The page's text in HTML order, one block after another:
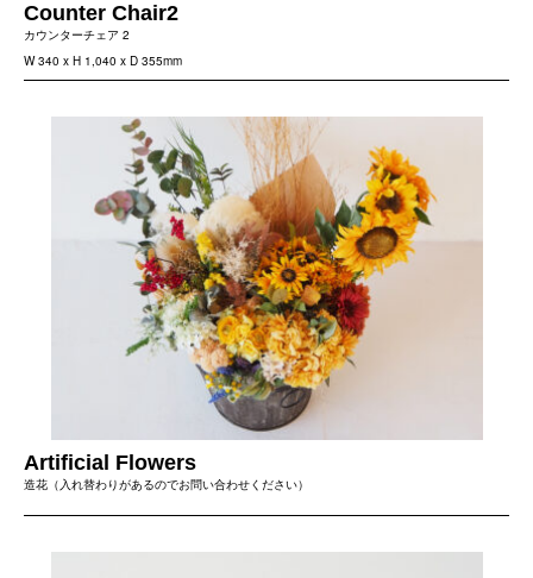
Counter Chair2
カウンターチェア 2
W 340 x H 1,040 x D 355mm
Artificial Flowers
造花（入れ替わりがあるのでお問い合わせください）